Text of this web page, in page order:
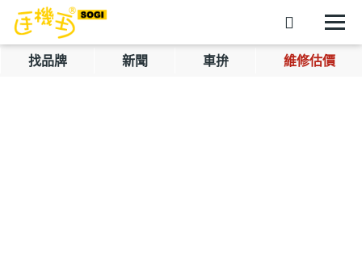
找品牌 新聞 車拚 維修估價